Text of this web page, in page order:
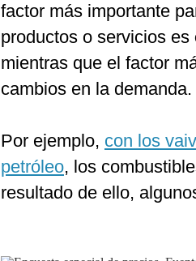
factor más importante
productos o servicios es
mientras que el factor
cambios en la demanda.
Por ejemplo, con los
petróleo, los
resultado de ello,